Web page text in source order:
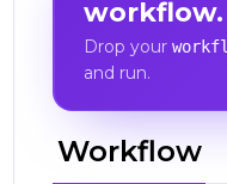
workflow.
Drop your
and run.
Workflow